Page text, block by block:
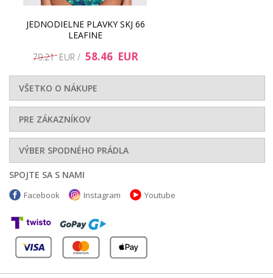
JEDNODIELNE PLAVKY SKJ 66
LEAFINE
79.21 EUR / 58.46 EUR
VŠETKO O NÁKUPE
PRE ZÁKAZNÍKOV
VÝBER SPODNÉHO PRÁDLA
SPOJTE SA S NAMI
Facebook Instagram Youtube